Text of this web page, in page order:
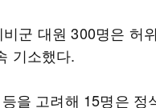
군 대원 300명은 허
기소했다.
을 고려해 15명은 정